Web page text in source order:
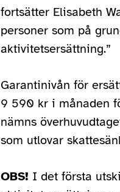
fortsätter Elisabeth
personer som på
aktivitetsersättning.”
Garantinivån för
9 590 kr i månaden
nämns
som utlovar
OBS! I det första